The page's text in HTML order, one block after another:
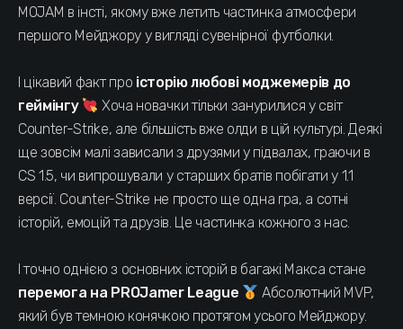
MOJAM в інсті, якому вже летить частинка атмосфери
першого Мейджору у вигляді сувенірної футболки.
І цікавий факт про історію любові моджемерів до
геймінгу
Хоча новачки тільки занурилися у світ
Counter-Strike, але більшість вже олди в цій культурі. Деякі
ще зовсім малі зависали з друзями у підвалах, граючи в
CS 1.5, чи випрошували у старших братів побігати у 1.1
версії. Counter-Strike не просто ще одна гра, а сотні
історій, емоцій та друзів. Це частинка кожного з нас.
І точно однією з основних історій в багажі Макса стане
перемога на PROJamer League
Абсолютний MVP,
який був темною конячкою протягом усього Мейджору.